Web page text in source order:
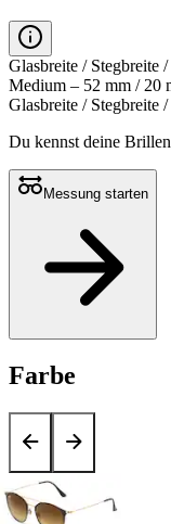
Glasbreite / Stegbreite
Medium – 52 mm / 20
Glasbreite / Stegbreite
Du kennst deine
Messung starten
Farbe